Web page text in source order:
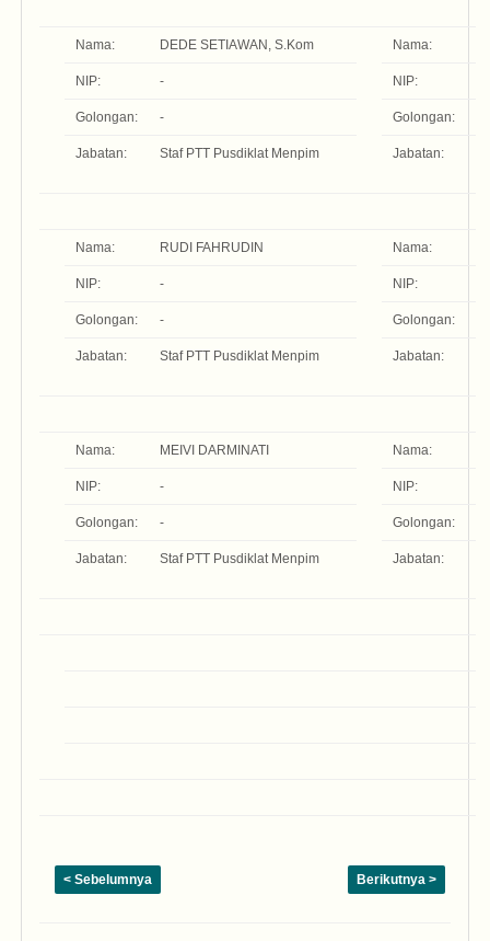
Nama: DEDE SETIAWAN, S.Kom Nama:
NIP: - NIP:
Golongan: - Golongan:
Jabatan: Staf PTT Pusdiklat Menpim Jabatan:
Nama: RUDI FAHRUDIN Nama:
NIP: - NIP:
Golongan: - Golongan:
Jabatan: Staf PTT Pusdiklat Menpim Jabatan:
Nama: MEIVI DARMINATI Nama:
NIP: - NIP:
Golongan: - Golongan:
Jabatan: Staf PTT Pusdiklat Menpim Jabatan:
< Sebelumnya Berikutnya >